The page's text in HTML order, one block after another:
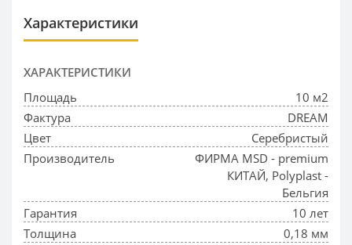
Характеристики
ХАРАКТЕРИСТИКИ
Площадь
10 м2
Фактура
DREAM
Цвет
Серебристый
Производитель
ФИРМА MSD - premium
КИТАЙ, Polyplast -
Бельгия
Гарантия
10 лет
Толщина
0,18 мм